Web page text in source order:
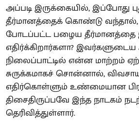
அப்படி இருக்கையில், இப்போது
தீர்மானத்தைக் கொண்டு
போடப்பட்ட பழைய
எதிர்க்கிறார்களா?
நிலைப்பாட்டில் என்ன மாற்றம்
சுருக்கமாகச் சொன்னால்,
எதிர்கொள்ளும் உண்மையான
திசைதிருப்பவே இந்த நாடகம்
தெரிவித்துள்ளார்.